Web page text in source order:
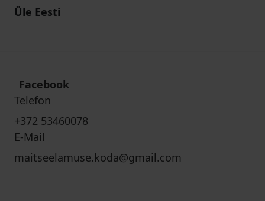
Üle Eesti
Facebook
Telefon
+372 53460078
E-Mail
maitseelamuse.koda@gmail.com